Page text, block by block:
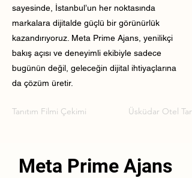
sayesinde, İstanbul’un her noktasında
markalara dijitalde güçlü bir görünürlük
kazandırıyoruz. Meta Prime Ajans, yenilikçi
bakış açısı ve deneyimli ekibiyle sadece
bugünün değil, geleceğin dijital ihtiyaçlarına
da çözüm üretir.
Tanıtım Filmi Çekimi Üsküdar Otel
Meta Prime Ajans